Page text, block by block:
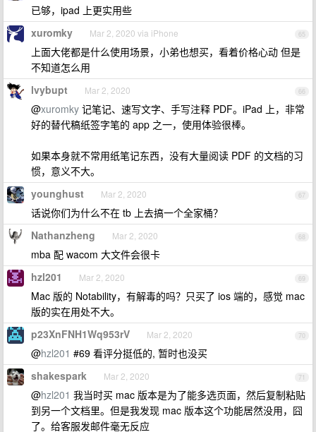
已够，ipad 上更实用些
65
xuromky Mar 2, 2020 via iPhone
上面大佬都是什么使用场景，小弟也想买，看着价格心动 但是
不知道怎么用
66
lvybupt Mar 2, 2020
@xuromky 记笔记、速写文字、手写注释 PDF。iPad 上，非常
好的替代稿纸签字笔的 app 之一，使用体验很棒。
如果本身就不常用纸笔记东西，没有大量阅读 PDF 的文档的习
惯，意义不大。
67
younghust Mar 2, 2020
话说你们为什么不在 tb 上去搞一个全家桶？
68
Nathanzheng Mar 2, 2020
mba 配 wacom 大文件会很卡
69
hzl201 Mar 2, 2020
Mac 版的 Notability，有解毒的吗？只买了 ios 端的，感觉 mac
版的实在用处不大。
70
p23XnFNH1Wq953rV Mar 2, 2020
@hzl201 #69 看评分挺低的, 暂时也没买
71
shakespark Mar 2, 2020
@hzl201 我当时买 mac 版本是为了能多选页面，然后复制粘贴
到另一个文档里。但是我发现 mac 版本这个功能居然没用，囧
了。给客服发邮件毫无反应